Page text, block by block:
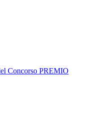
Concorso PREMIO